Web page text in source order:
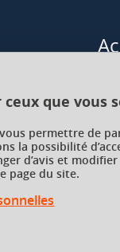
que vous
permettre de
la possibilité
d’avis et
page du site.
écoles,